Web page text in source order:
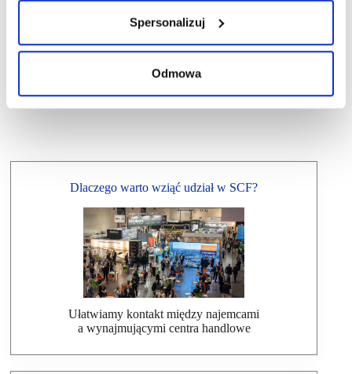
Spersonalizuj
Odmowa
Dlaczego warto wziąć udział w SCF?
Ułatwiamy kontakt między najemcami
a wynajmującymi centra handlowe